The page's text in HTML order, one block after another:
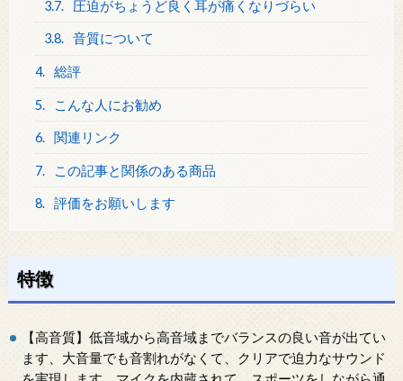
3.7. 圧迫がちょうど良く耳が痛くなりづらい
3.8. 音質について
4. 総評
5. こんな人にお勧め
6. 関連リンク
7. この記事と関係のある商品
8. 評価をお願いします
特徴
【高音質】低音域から高音域までバランスの良い音が出てい
ます、大音量でも音割れがなくて、クリアで迫力なサウンド